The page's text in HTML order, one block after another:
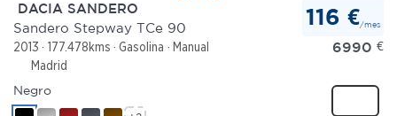
DACIA SANDERO
Sandero Stepway TCe 90
2013 177.478kms Gasolina
Manual
Madrid
116 €/mes
6990 €
Negro